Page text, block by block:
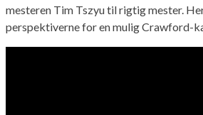
mesteren Tim Tszyu til rigtig mester.
perspektiverne for en mulig Crawford-